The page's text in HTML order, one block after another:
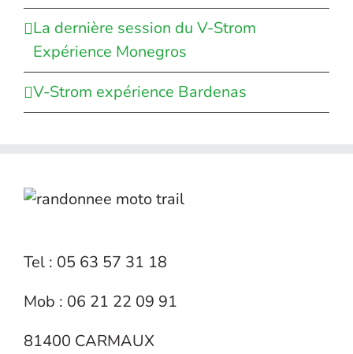
La dernière session du V-Strom
Expérience Monegros
V-Strom expérience Bardenas
Tel : 05 63 57 31 18
Mob : 06 21 22 09 91
81400 CARMAUX